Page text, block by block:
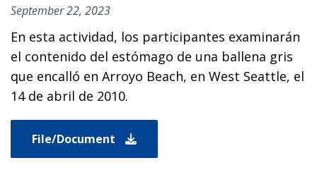
September 22, 2023
En esta actividad, los participantes examinarán
el contenido del estómago de una ballena gris
que encalló en Arroyo Beach, en West Seattle, el
14 de abril de 2010.
File/Document